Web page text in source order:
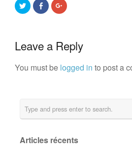
Partager
sur
Twitter(ouvre
Partager
sur
Facebook(ouvre
fenêtre)
Cliquez
pour
dans
une
nouvelle
Leave a Reply
You must be logged in to post a
Articles récents